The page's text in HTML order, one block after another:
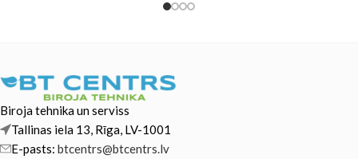
Biroja tehnika un serviss
Tallinas iela 13, Rīga, LV-1001
E-pasts: btcentrs@btcentrs.lv